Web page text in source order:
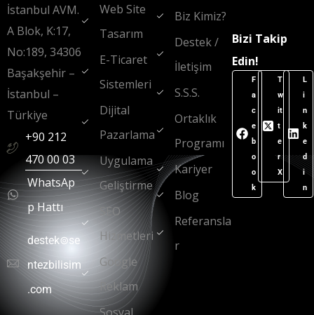
İstanbul AVM.
A Blok, K:17,
No:189, 34306
Başakşehir –
İstanbul –
Türkiye
+90 212
470 00 03
WhatsAp
p Hattı
destek⊚se
ntezbilisim
.com
Web Site
Tasarım
E-Ticaret
Sistemleri
Dijital
Pazarlama
Uygulama
Geliştirme
SEO
Hizmetleri
Google
Reklam
Biz Kimiz?
Destek /
İletişim
S.S.S.
Ortaklık
Programı
Kariyer
Blog
Referansla
r
Bizi Takip
Edin!
F
a
c
e
b
o
o
k
T
w
it
t
e
r
X
L
i
n
k
e
d
i
n